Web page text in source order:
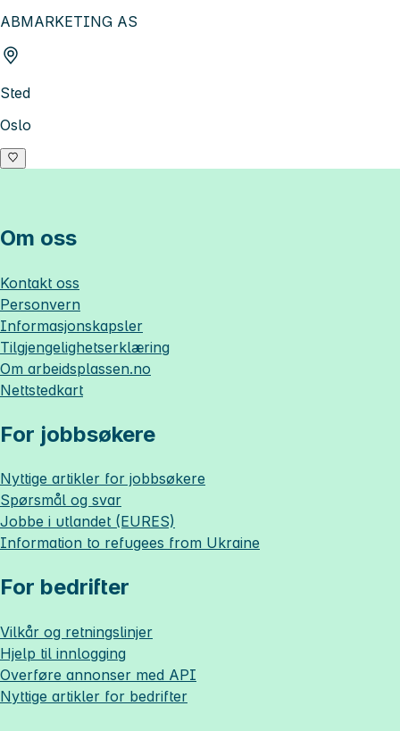
ABMARKETING AS
Sted
Oslo
Om oss
Kontakt oss
Personvern
Informasjonskapsler
Tilgjengelighetserklæring
Om arbeidsplassen.no
Nettstedkart
For jobbsøkere
Nyttige artikler for jobbsøkere
Spørsmål og svar
Jobbe i utlandet (EURES)
Information to refugees from Ukraine
For bedrifter
Vilkår og retningslinjer
Hjelp til innlogging
Overføre annonser med API
Nyttige artikler for bedrifter